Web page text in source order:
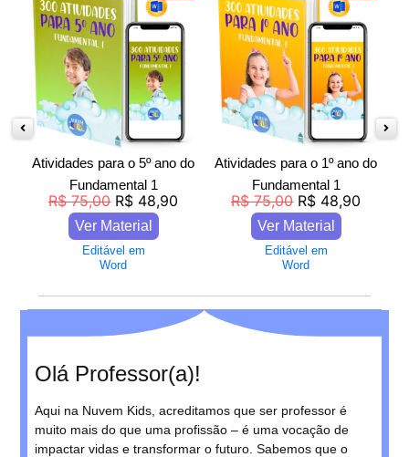
Atividades para o 5º ano do
Fundamental 1
R$75,00 R$ 48,90
Ver Material
Editável em
Word
Atividades para o 1º ano do
Fundamental 1
R$75,00 R$ 48,90
Ver Material
Editável em
Word
Olá Professor(a)!
Aqui na Nuvem Kids, acreditamos que ser professor é
muito mais do que uma profissão – é uma vocação de
impactar vidas e transformar o futuro. Sabemos que o